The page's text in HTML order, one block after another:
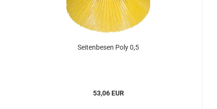
Seitenbesen Poly 0,5
53,06 EUR